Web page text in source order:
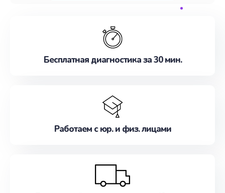
наилучшим образом. Не медлите записаться на
Бесплатная диагностика за 30 мин.
Работаем с юр. и физ. лицами